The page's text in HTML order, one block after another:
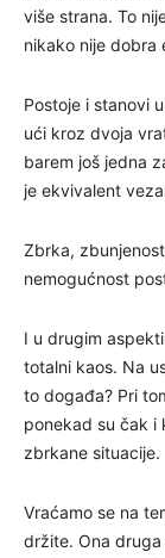
više strana. To
nikako nije dobra
Postoje i stanovi
ući kroz dvoja
barem još jedna
je ekvivalent
Zbrka,
nemogućnost
I u drugim
totalni kaos. Na
to događa? Pri
ponekad su čak i
zbrkane situacije.
Vraćamo se na
držite. Ona